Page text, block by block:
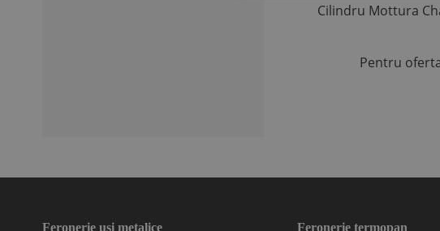
Cilindru Mottura
Pentru
Feronerie usi metalice Feronerie termopan